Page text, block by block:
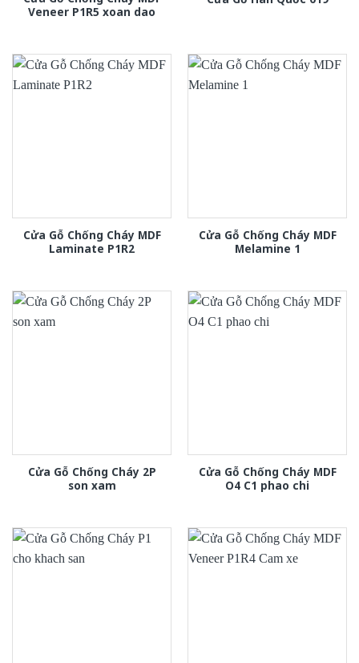
Veneer P1R5 xoan dao
Cửa Gỗ Chống Cháy MDF
Laminate P1R2
Cửa Gỗ Chống Cháy MDF
Melamine 1
Cửa Gỗ Chống Cháy 2P
son xam
Cửa Gỗ Chống Cháy MDF
O4 C1 phao chi